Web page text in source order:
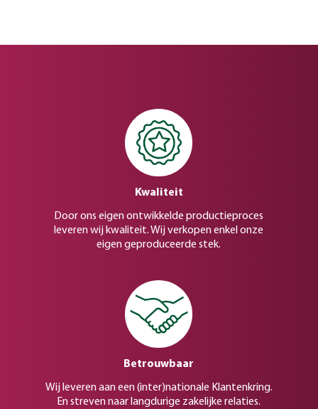
Kwaliteit
Door ons eigen ontwikkelde productieproces
leveren wij kwaliteit. Wij verkopen enkel onze
eigen geproduceerde stek.
Betrouwbaar
Wij leveren aan een (inter)nationale Klantenkring.
En streven naar langdurige zakelijke relaties.